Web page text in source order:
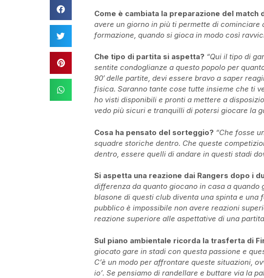
Come è cambiata la preparazione del match
avere un giorno in più ti permette di
formazione, quando si gioca in modo così
Che tipo di partita si aspetta? “Qui il tipo di
sentite condoglianze a questo popolo per
90′ delle partite, devi essere bravo a saper
fisica. Saranno tante cose tutte insieme che ti
ho visti disponibili e pronti a mettere a
vedo più sicuri e tranquilli di potersi giocare la
Cosa ha pensato del sorteggio? “Che fosse
squadre storiche dentro. Che queste
dentro, essere quelli di andare in questi stadi
Si aspetta una reazione dai Rangers dopo i
differenza da quanto giocano in casa a
blasone di questi club diventa una spinta e
pubblico è impossibile non avere reazioni
reazione superiore alle aspettative di una
Sul piano ambientale ricorda la trasferta di
giocato gare in stadi con questa passione e
C’è un modo per affrontare queste situazioni,
io’. Se pensiamo di randellare e buttare via la